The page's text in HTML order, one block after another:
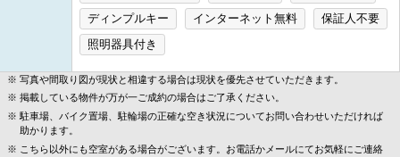
ディンプルキー
インターネット無料
保証人不要
照明器具付き
写真や間取り図が現状と相違する場合は現状を優先させていただきます。
掲載している物件が万が一ご成約の場合はご了承ください。
駐車場、バイク置場、駐輪場の正確な空き状況についてお問い合わせいただければ
助かります。
こちら以外にも空室がある場合がございます。お電話かメールにてお気軽にご連絡